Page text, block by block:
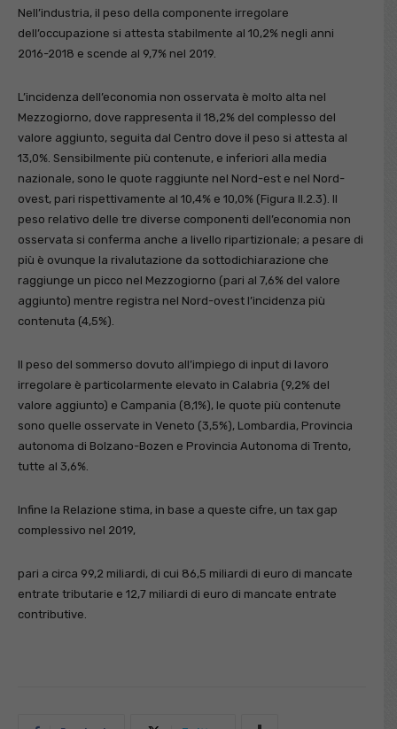
Nell’industria, il peso della componente irregolare
dell’occupazione si attesta stabilmente al 10,2% negli anni
2016-2018 e scende al 9,7% nel 2019.
L’incidenza dell’economia non osservata è molto alta nel
Mezzogiorno, dove rappresenta il 18,2% del complesso del
valore aggiunto, seguita dal Centro dove il peso si attesta al
13,0%. Sensibilmente più contenute, e inferiori alla media
nazionale, sono le quote raggiunte nel Nord-est e nel Nord-
ovest, pari rispettivamente al 10,4% e 10,0% (Figura II.2.3). Il
peso relativo delle tre diverse componenti dell’economia non
osservata si conferma anche a livello ripartizionale; a pesare di
più è ovunque la rivalutazione da sottodichiarazione che
raggiunge un picco nel Mezzogiorno (pari al 7,6% del valore
aggiunto) mentre registra nel Nord-ovest l’incidenza più
contenuta (4,5%).
Il peso del sommerso dovuto all’impiego di input di lavoro
irregolare è particolarmente elevato in Calabria (9,2% del
valore aggiunto) e Campania (8,1%), le quote più contenute
sono quelle osservate in Veneto (3,5%), Lombardia, Provincia
autonoma di Bolzano-Bozen e Provincia Autonoma di Trento,
tutte al 3,6%.
Infine la Relazione stima, in base a queste cifre, un tax gap
complessivo nel 2019,
pari a circa 99,2 miliardi, di cui 86,5 miliardi di euro di mancate
entrate tributarie e 12,7 miliardi di euro di mancate entrate
contributive.